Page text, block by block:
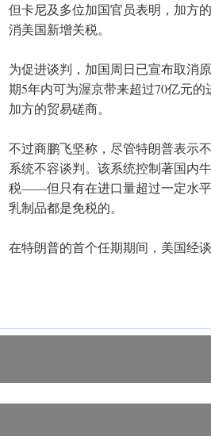
但卡尼及多位加国官员表明，加方
消美国新增关税。
为促进谈判，加国周日已宣布取消
期5年内可为渥京带来超过70亿元
加方的贸易磋商。
不过商鹏飞坚称，尽管特朗普表示
系统不容谈判。该系统控制著国内
税——但只有在进口量超过一定水
乳制品都是免税的。
在特朗普的首个任期期间，美国经